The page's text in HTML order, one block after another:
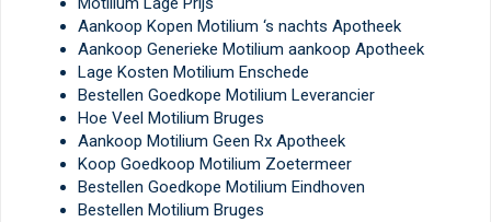
Aankoop Kopen Motilium ‘s nachts Apotheek
Aankoop Generieke Motilium aankoop Apotheek
Lage Kosten Motilium Enschede
Bestellen Goedkope Motilium Leverancier
Hoe Veel Motilium Bruges
Aankoop Motilium Geen Rx Apotheek
Koop Goedkoop Motilium Zoetermeer
Bestellen Goedkope Motilium Eindhoven
Bestellen Motilium Bruges